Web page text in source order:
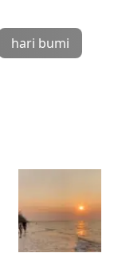
hari bumi